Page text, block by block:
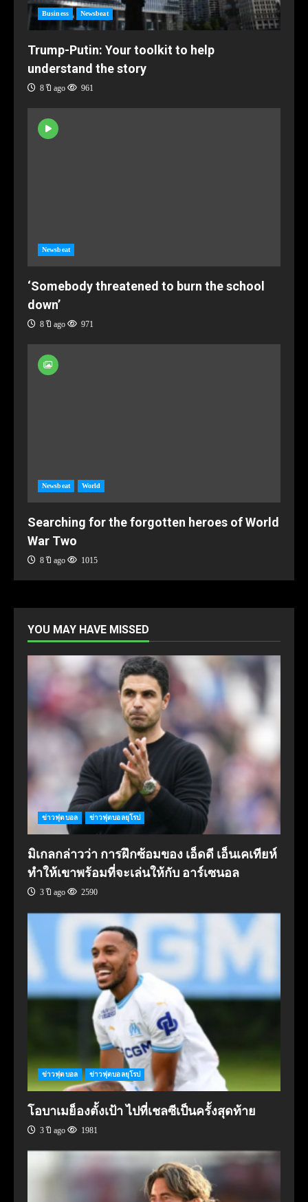
Business Newsbeat
Trump-Putin: Your toolkit to help
understand the story
8 ปี ago 961
Newsbeat
‘Somebody threatened to burn the school
down’
8 ปี ago 971
Newsbeat World
Searching for the forgotten heroes of World
War Two
8 ปี ago 1015
YOU MAY HAVE MISSED
ข่าวฟุตบอล ข่าวฟุตบอลยุโรป
มิเกลกล่าวว่า การฝึกซ้อมของ เอ็ดดี เอ็นเคเทียห์
ทำให้เขาพร้อมที่จะเล่นให้กับ อาร์เซนอล
3 ปี ago 2590
ข่าวฟุตบอล ข่าวฟุตบอลยุโรป
โอบาเมย็องตั้งเป้า ไปที่เชลซีเป็นครั้งสุดท้าย
3 ปี ago 1981